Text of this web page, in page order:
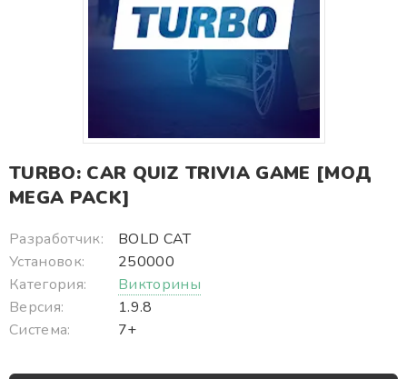
TURBO: CAR QUIZ TRIVIA GAME [МОД
MEGA PACK]
Разработчик:
BOLD CAT
Установок:
250000
Категория:
Викторины
Версия:
1.9.8
Система:
7+